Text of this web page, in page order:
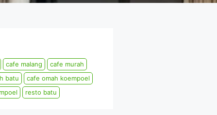
cafe malang
cafe murah
batu
cafe omah koempoel
resto batu